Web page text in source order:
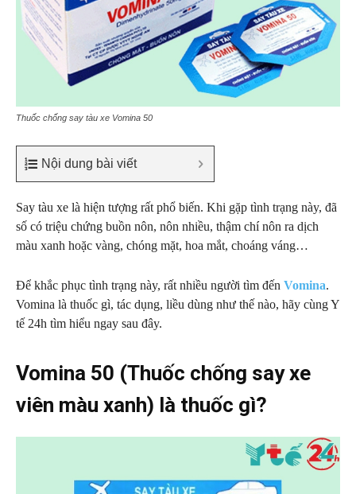
Thuốc chống say tàu xe Vomina 50
Nội dung bài viết
Say tàu xe là hiện tượng rất phổ biến. Khi gặp tình trạng này, đã
số có triệu chứng buồn nôn, nôn nhiều, thậm chí nôn ra dịch
màu xanh hoặc vàng, chóng mặt, hoa mắt, choáng váng…
Để khắc phục tình trạng này, rất nhiều người tìm đến Vomina.
Vomina là thuốc gì, tác dụng, liều dùng như thế nào, hãy cùng Y
tế 24h tìm hiểu ngay sau đây.
Vomina 50 (Thuốc chống say xe
viên màu xanh) là thuốc gì?